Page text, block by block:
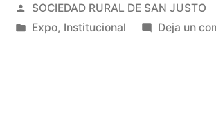
SOCIEDAD RURAL DE SAN JUSTO
Expo, Institucional Deja un